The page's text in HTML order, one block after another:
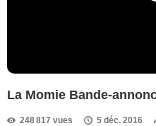
La Momie Bande-
248 817 vues 5 déc. 2016